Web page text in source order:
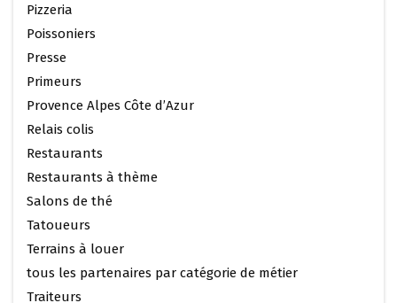
Pizzeria
Poissoniers
Presse
Primeurs
Provence Alpes Côte d’Azur
Relais colis
Restaurants
Restaurants à thème
Salons de thé
Tatoueurs
Terrains à louer
tous les partenaires par catégorie de métier
Traiteurs